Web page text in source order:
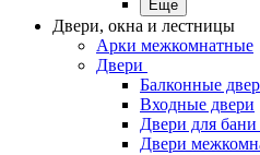
Еще
Двери, окна и лестницы
Арки межкомнатные
Двери
Балконные
Входные двери
Двери для
Двери